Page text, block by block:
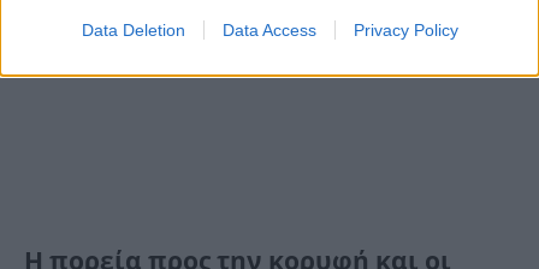
Data Deletion Data Access Privacy Policy
Η πορεία προς την κορυφή και οι